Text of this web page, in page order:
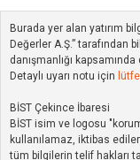
Burada yer alan yatırım
Değerler A.Ş.” tarafından
danışmanlığı kapsamında
Detaylı uyarı notu için
BİST Çekince İbaresi
BİST isim ve logosu
kullanılamaz, iktibas
tüm bilgilerin telif hakları